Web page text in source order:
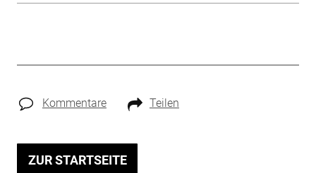
Kommentare Teilen
ZUR STARTSEITE